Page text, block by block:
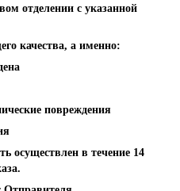
отделении с указанной
качества, а именно:
повреждения
осуществлен в течение 14